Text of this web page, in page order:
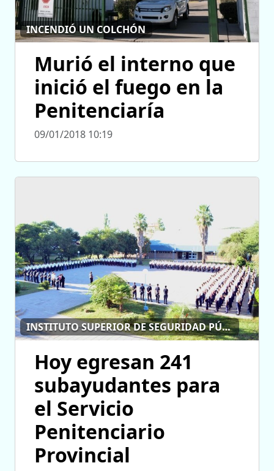
INCENDIÓ UN COLCHÓN
Murió el interno que
inició el fuego en la
Penitenciaría
09/01/2018 10:19
INSTITUTO SUPERIOR DE SEGURIDAD PÚBLICA
Hoy egresan 241
subayudantes para
el Servicio
Penitenciario
Provincial